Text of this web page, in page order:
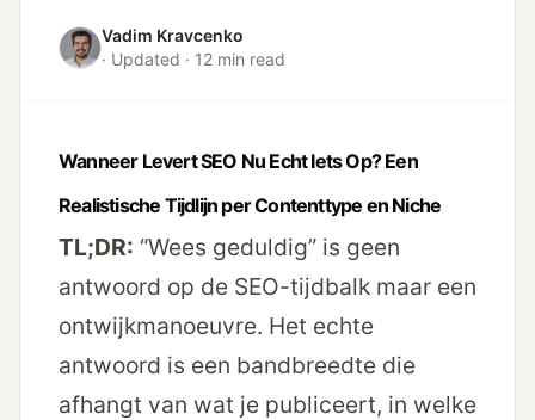
Vadim Kravcenko
· Updated · 12 min read
Wanneer Levert SEO Nu Echt Iets Op? Een
Realistische Tijdlijn per Contenttype en Niche
TL;DR: “Wees geduldig” is geen
antwoord op de SEO-tijdbalk maar een
ontwijkmanoeuvre. Het echte
antwoord is een bandbreedte die
afhangt van wat je publiceert, in welke